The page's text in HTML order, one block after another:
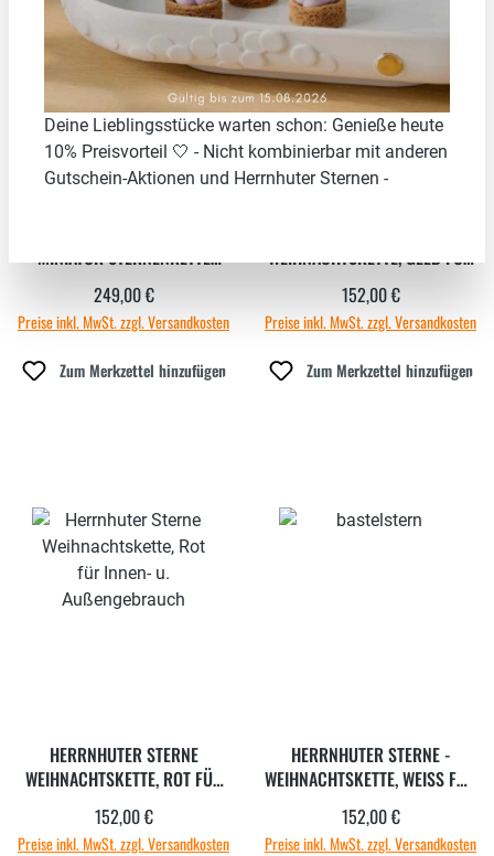
MINIATUR STERNENKETTE
WEISS
Regulärer Preis:
249,00 €
Preise inkl. MwSt. zzgl. Versandkosten
Zum Merkzettel hinzufügen
WEIHNACHTSKETTE, GELB FÜR
INNEN- U. AUSSENGEBRAUCH
Regulärer Preis:
152,00 €
Preise inkl. MwSt. zzgl. Versandkosten
Zum Merkzettel hinzufügen
HERRNHUTER STERNE
WEIHNACHTSKETTE, ROT FÜR
INNEN- U. AUSSENGEBRAUCH
Regulärer Preis:
152,00 €
Preise inkl. MwSt. zzgl. Versandkosten
HERRNHUTER STERNE -
WEIHNACHTSKETTE, WEISS FÜR I
NNEN- U. AUSSENGEBRAUCH
Regulärer Preis:
152,00 €
Preise inkl. MwSt. zzgl. Versandkosten
Deine Lieblingsstücke warten schon: Genieße heute
10% Preisvorteil 🤍 - Nicht kombinierbar mit anderen
Gutschein-Aktionen und Herrnhuter Sternen -